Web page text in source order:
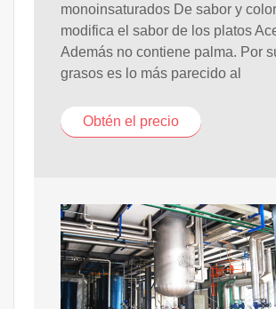
monoinsaturados De sabor y
modifica el sabor de los platos
Además no contiene palma. Por
grasos es lo más parecido al
Obtén el precio